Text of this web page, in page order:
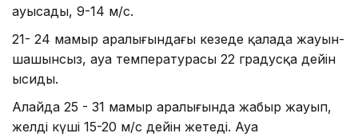
ауысады, 9-14 м/с.
21- 24 мамыр аралығындағы кезеңде қалада жауын-
шашынсыз, ауа температурасы 22 градусқа дейін
ысиды.
Алайда 25 - 31 мамыр аралығында жаңбыр жауып,
желдің күші 15-20 м/с дейін жетеді. Ауа